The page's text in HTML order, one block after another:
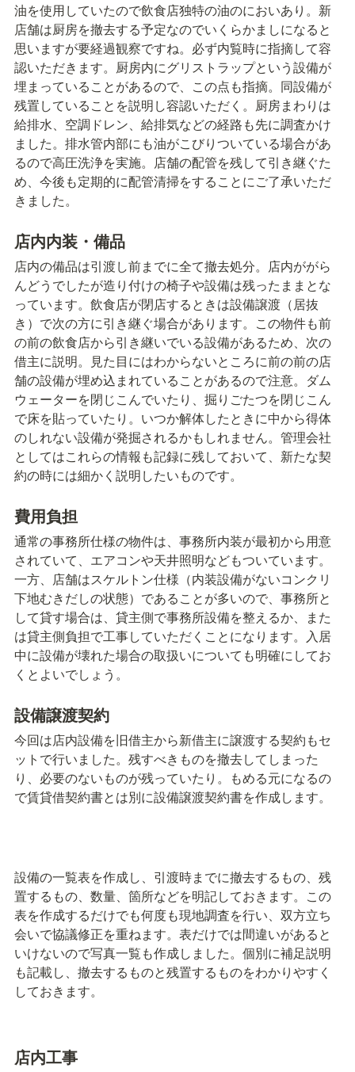
油を使用していたので飲食店独特の油のにおいあり。新
店舗は厨房を撤去する予定なのでいくらかましになると
思いますが要経過観察ですね。必ず内覧時に指摘して容
認いただきます。厨房内にグリストラップという設備が
埋まっていることがあるので、この点も指摘。同設備が
残置していることを説明し容認いただく。厨房まわりは
給排水、空調ドレン、給排気などの経路も先に調査かけ
ました。排水管内部にも油がこびりついている場合があ
るので高圧洗浄を実施。店舗の配管を残して引き継ぐた
め、今後も定期的に配管清掃をすることにご了承いただ
きました。
店内内装・備品
店内の備品は引渡し前までに全て撤去処分。店内ががら
んどうでしたが造り付けの椅子や設備は残ったままとな
っています。飲食店が閉店するときは設備譲渡（居抜
き）で次の方に引き継ぐ場合があります。この物件も前
の前の飲食店から引き継いでいる設備があるため、次の
借主に説明。見た目にはわからないところに前の前の店
舗の設備が埋め込まれていることがあるので注意。ダム
ウェーターを閉じこんでいたり、掘りごたつを閉じこん
で床を貼っていたり。いつか解体したときに中から得体
のしれない設備が発掘されるかもしれません。管理会社
としてはこれらの情報も記録に残しておいて、新たな契
約の時には細かく説明したいものです。
費用負担
通常の事務所仕様の物件は、事務所内装が最初から用意
されていて、エアコンや天井照明などもついています。
一方、店舗はスケルトン仕様（内装設備がないコンクリ
下地むきだしの状態）であることが多いので、事務所と
して貸す場合は、貸主側で事務所設備を整えるか、また
は貸主側負担で工事していただくことになります。入居
中に設備が壊れた場合の取扱いについても明確にしてお
くとよいでしょう。
設備譲渡契約
今回は店内設備を旧借主から新借主に譲渡する契約もセ
ットで行いました。残すべきものを撤去してしまった
り、必要のないものが残っていたり。もめる元になるの
で賃貸借契約書とは別に設備譲渡契約書を作成します。
設備の一覧表を作成し、引渡時までに撤去するもの、残
置するもの、数量、箇所などを明記しておきます。この
表を作成するだけでも何度も現地調査を行い、双方立ち
会いで協議修正を重ねます。表だけでは間違いがあると
いけないので写真一覧も作成しました。個別に補足説明
も記載し、撤去するものと残置するものをわかりやすく
しておきます。
店内工事